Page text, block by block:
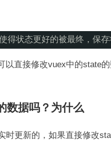
状态更好的被最终，保存
以直接修改vuex中的state
数据吗？为什么
时更新的，如果直接修改